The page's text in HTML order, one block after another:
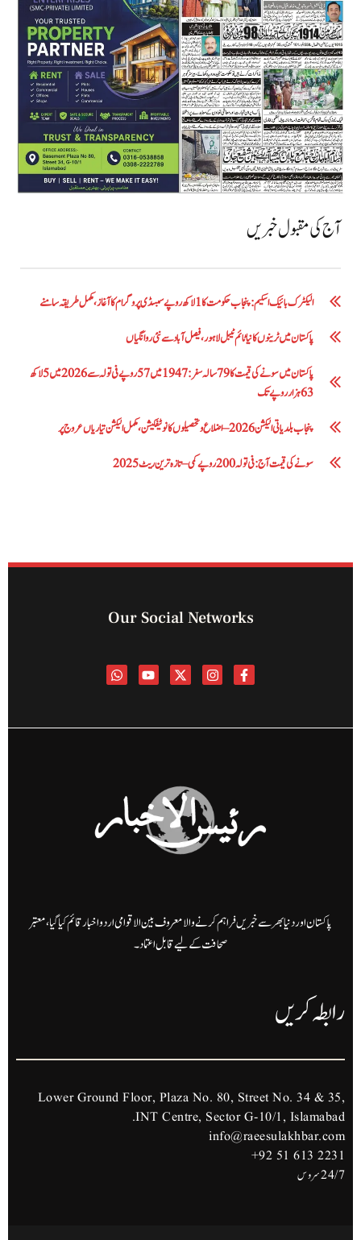
آج کی مقبول خبریں
الیکٹرک بائیک اسکیم: پنجاب حکومت کا1 لاکھ روپے سبسڈی پروگرام کا آغاز ،مکمل طریقہ سامنے
پاکستان میں ٹرینوں کا نیا ٹائم ٹیبل لاہور، فیصل آباد سے نئی روانگیاں
پاکستان میں سونے کی قیمت کا 79 سالہ سفر: 1947 میں 57 روپے فی تولہ سے 2026 میں 5 لاکھ
63 ہزار روپے تک
پنجاب بلدیاتی الیکشن 2026 – اضلاع و تحصیلوں کا نوٹیفکیشن، مکمل الیکشن تیاریاں عروج پر
سونے کی قیمت آج: فی تولہ 200 روپے کمی – تازہ ترین ریٹ 2025
Our Social Networks
پاکستان اور دنیا بھر سے خبریں فراہم کرنے والا معروف بین الاقوامی اردو اخبار قائم کیا گیا، معتبر
صحافت کے لیے قابل اعتماد۔
رابطہ کریں
Lower Ground Floor, Plaza No. 80, Street No. 34 & 35,
INT Centre, Sector G-10/1, Islamabad.
info@raeesulakhbar.com
+92 51 613 2231
24/7 سروس